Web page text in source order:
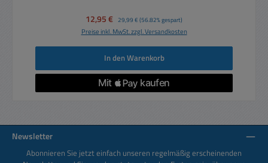
Verkaufspreis:
12,95 € Regulärer Preis:
29,99 € (56.82% gespart)
Preise inkl. MwSt. zzgl. Versandkosten
In den Warenkorb
Newsletter
Abonnieren Sie jetzt einfach unseren regelmäßig erscheinenden